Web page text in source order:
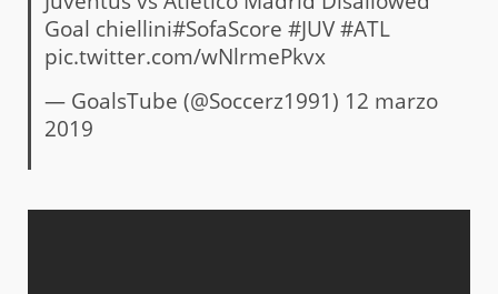
Goal chiellini#SofaScore #JUV #ATL
pic.twitter.com/wNlrmePkvx
— GoalsTube (@Soccerz1991) 12 marzo
2019